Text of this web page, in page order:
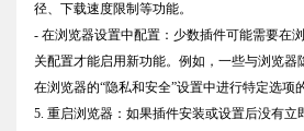
径、下载速度限制等功能。
- 在浏览器设置中配置：少数插件可能需要在
关配置才能启用新功能。例如，一些与浏览器
在浏览器的“隐私和安全”设置中进行特定选项
5. 重启浏览器：如果插件安装或设置后没有立